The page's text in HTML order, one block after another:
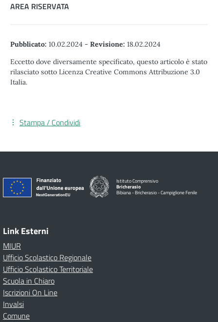
AREA RISERVATA
Pubblicato: 10.02.2024 - Revisione: 18.02.2024
Eccetto dove diversamente specificato, questo articolo è stato
rilasciato sotto Licenza Creative Commons Attribuzione 3.0
Italia.
Stampa / Condividi
Istituto Comprensivo
Bricherasio
Bibiana - Bricherasio - Campiglione Fenile
Link Esterni
MIUR
Ufficio Scolastico Regionale
Ufficio Scolastico Territoriale
Scuola in Chiaro
Iscrizioni On Line
Invalsi
Comune